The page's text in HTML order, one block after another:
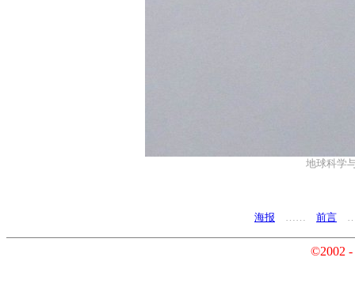
地球科学
海报 …… 前言
©2002 -